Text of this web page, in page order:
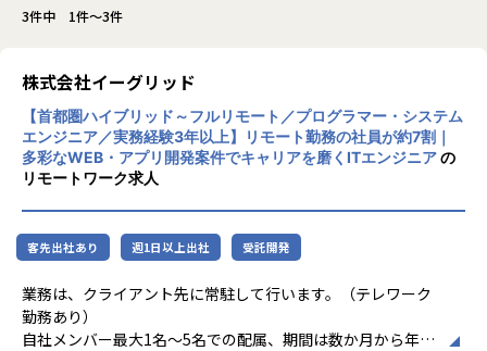
3件中 1件～3件
株式会社イーグリッド
【首都圏ハイブリッド～フルリモート／プログラマー・システム
エンジニア／実務経験3年以上】リモート勤務の社員が約7割｜
多彩なWEB・アプリ開発案件でキャリアを磨くITエンジニアの
リモートワーク求人
客先出社あり 週1日以上出社 受託開発
業務は、クライアント先に常駐して行います。（テレワーク
勤務あり）
自社メンバー最大1名〜5名での配属、期間は数か月から年単